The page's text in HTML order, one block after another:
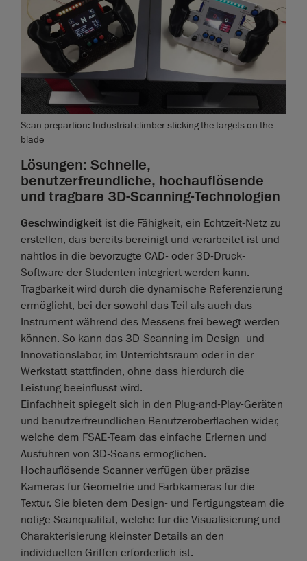
Scan prepartion: Industrial climber sticking the targets on the
blade
Lösungen: Schnelle,
benutzerfreundliche, hochauflösende
und tragbare 3D-Scanning-Technologien
Geschwindigkeit ist die Fähigkeit, ein Echtzeit-Netz zu
erstellen, das bereits bereinigt und verarbeitet ist und
nahtlos in die bevorzugte CAD- oder 3D-Druck-
Software der Studenten integriert werden kann.
Tragbarkeit wird durch die dynamische Referenzierung
ermöglicht, bei der sowohl das Teil als auch das
Instrument während des Messens frei bewegt werden
können. So kann das 3D-Scanning im Design- und
Innovationslabor, im Unterrichtsraum oder in der
Werkstatt stattfinden, ohne dass hierdurch die
Leistung beeinflusst wird.
Einfachheit spiegelt sich in den Plug-and-Play-Geräten
und benutzerfreundlichen Benutzeroberflächen wider,
welche dem FSAE-Team das einfache Erlernen und
Ausführen von 3D-Scans ermöglichen.
Hochauflösende Scanner verfügen über präzise
Kameras für Geometrie und Farbkameras für die
Textur. Sie bieten dem Design- und Fertigungsteam die
nötige Scanqualität, welche für die Visualisierung und
Charakterisierung kleinster Details an den
individuellen Griffen erforderlich ist.